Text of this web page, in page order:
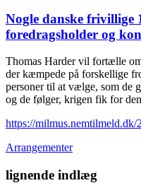
Nogle danske frivillige
foredragsholder og
Thomas Harder vil fortælle
der kæmpede på forskellige
personer til at vælge, som de
og de følger, krigen fik for
https://milmus.nemtilmeld.dk/
Arrangementer
lignende indlæg